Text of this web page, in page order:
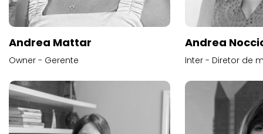
Andrea Mattar
Owner - Gerente
Andrea
Inter - Diretor de